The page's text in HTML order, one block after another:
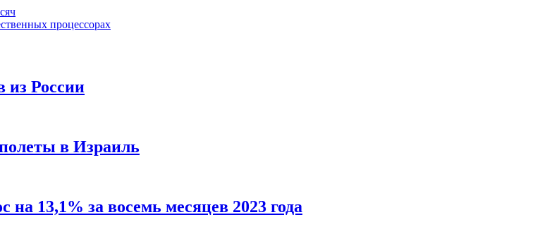
процессорах
из России
в Израиль
13,1% за восемь месяцев 2023 года